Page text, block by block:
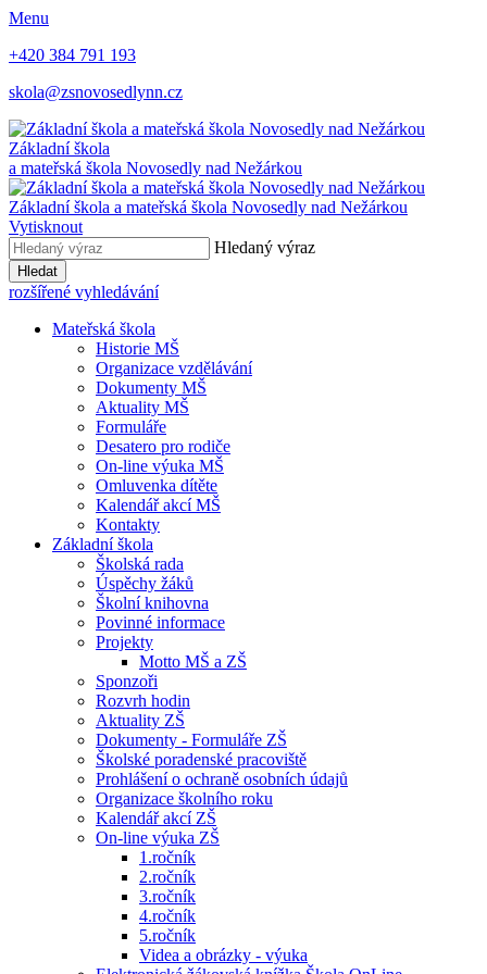
Menu
+420 384 791 193
skola@zsnovosedlynn.cz
Základní škola
a mateřská škola Novosedly nad Nežárkou
Základní škola a mateřská škola Novosedly nad Nežárkou
Vytisknout
Hledaný výraz
Hledat
rozšířené vyhledávání
Mateřská škola
Historie MŠ
Organizace vzdělávání
Dokumenty MŠ
Aktuality MŠ
Formuláře
Desatero pro rodiče
On-line výuka MŠ
Omluvenka dítěte
Kalendář akcí MŠ
Kontakty
Základní škola
Školská rada
Úspěchy žáků
Školní knihovna
Povinné informace
Projekty
Motto MŠ a ZŠ
Sponzoři
Rozvrh hodin
Aktuality ZŠ
Dokumenty - Formuláře ZŠ
Školské poradenské pracoviště
Prohlášení o ochraně osobních údajů
Organizace školního roku
Kalendář akcí ZŠ
On-line výuka ZŠ
1.ročník
2.ročník
3.ročník
4.ročník
5.ročník
Videa a obrázky - výuka